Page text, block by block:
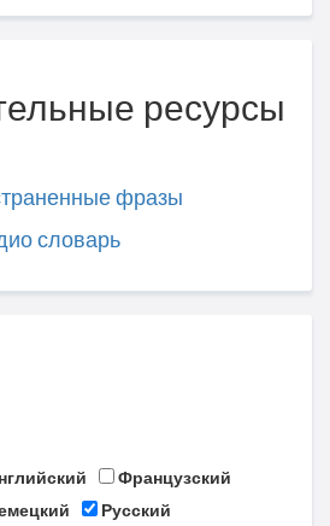
ресурсы
фразы
словарь
Французский
Русский